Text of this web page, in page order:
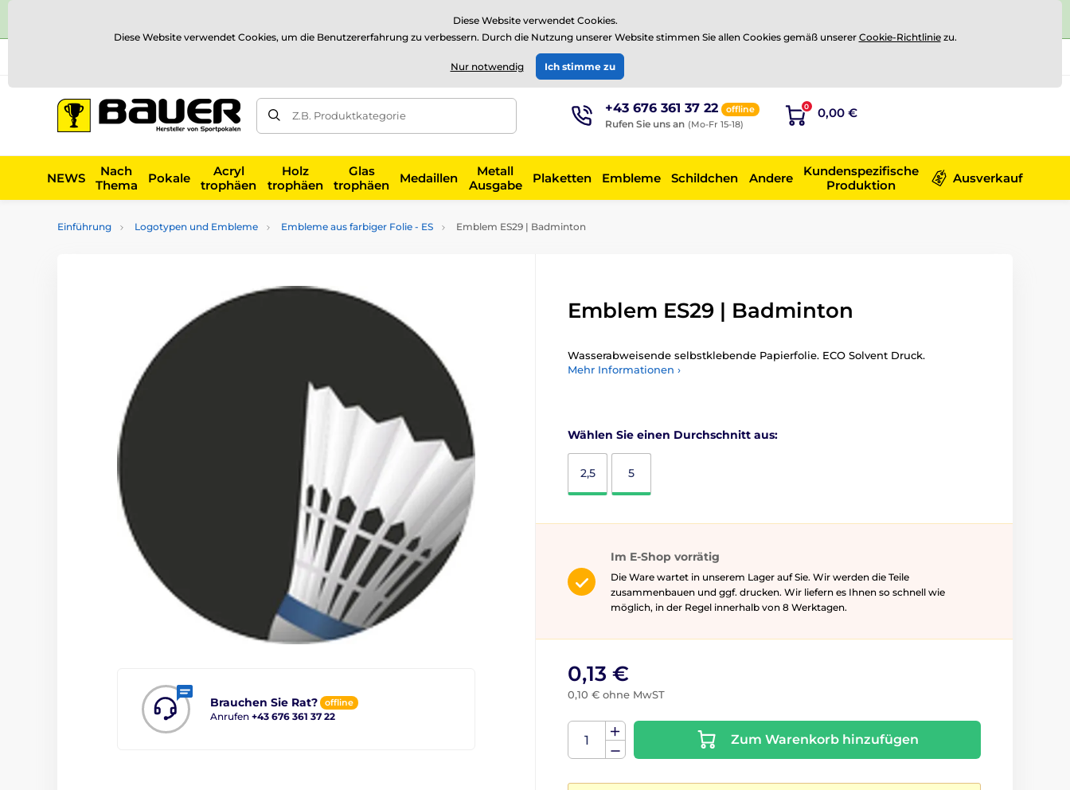
⭐Siehe 504 verifizierte Bewertungen aufTrustpilot
EUR
Z.B. Produktkategorie +43 676 361 37 22 offline
Rufen Sie uns an (Mo-Fr 15-18)
0 0,00 €
NEWS
Nach
Thema
Pokale
Acryl
trophäen
Holz
trophäen
Glas
trophäen
Medaillen
Metall
Ausgabe
Plaketten Embleme Schildchen Andere
Kundenspezifische
Produktion
Ausverkauf
Einführung Logotypen und Embleme Embleme aus farbiger Folie - ES Emblem ES29 | Badminton
Brauchen Sie Rat? offline
Anrufen +43 676 361 37 22
Emblem ES29 | Badminton
Wasserabweisende selbstklebende Papierfolie. ECO Solvent Druck.
Mehr Informationen ›
Wählen Sie einen Durchschnitt aus:
2,5 5
Im E-Shop vorrätig
Die Ware wartet in unserem Lager auf Sie. Wir werden die Teile
zusammenbauen und ggf. drucken. Wir liefern es Ihnen so schnell wie
möglich, in der Regel innerhalb von 8 Werktagen.
0,13 €
0,10 € ohne MwST
Zum Warenkorb hinzufügen
Diese Website verwendet Cookies.
Diese Website verwendet Cookies, um die Benutzererfahrung zu verbessern. Durch die Nutzung unserer Website stimmen Sie allen Cookies gemäß unserer Cookie-Richtliniezu.
Nur notwendig Ich stimme zu